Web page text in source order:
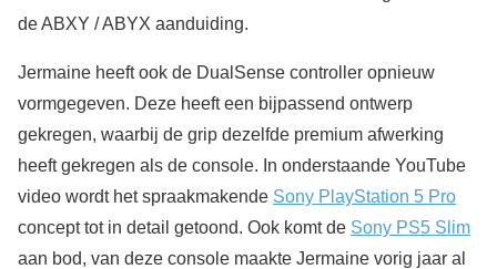
de ABXY / ABYX aanduiding.
Jermaine heeft ook de DualSense controller opnieuw
vormgegeven. Deze heeft een bijpassend ontwerp
gekregen, waarbij de grip dezelfde premium afwerking
heeft gekregen als de console. In onderstaande YouTube
video wordt het spraakmakende Sony PlayStation 5 Pro
concept tot in detail getoond. Ook komt de Sony PS5 Slim
aan bod, van deze console maakte Jermaine vorig jaar al